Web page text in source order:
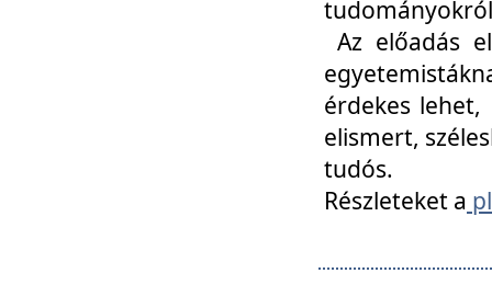
Az előadás
érdekes lehet,
elismert,
tudós.
Részleteket a